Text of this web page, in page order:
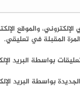
والموقع
المقبلة في تعليقي.
بواسطة البريد
بواسطة البريد